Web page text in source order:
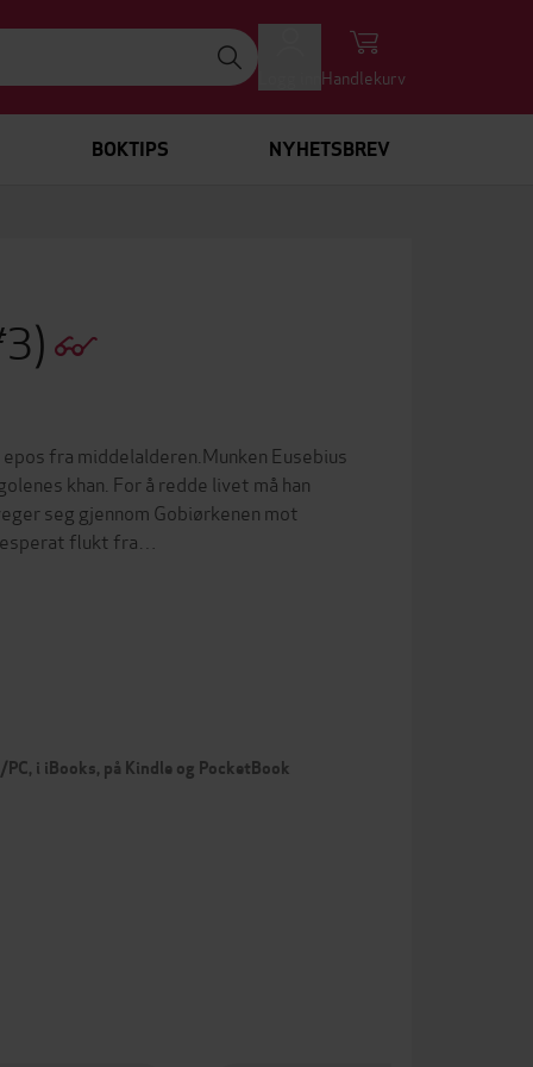
Handlekurv
BOKTIPS NYHETSBREV
fra middelalderen.Munken Eusebius
khan. For å redde livet må han
seg gjennom Gobiørkenen mot
flukt fra…
i iBooks, på Kindle og PocketBook